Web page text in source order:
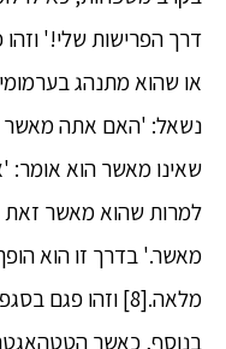
דרך הפרישות שלי!'
או שהוא מתנהג
נשאל: 'האם אתה מאשר
שאינו מאשר הוא אומר:
למרות שהוא מאשר זאת
מאשר.' בדרך זו הוא
מלאה.[8] וזהו פגם בסגפן הזה.
בנוסף, כאשר